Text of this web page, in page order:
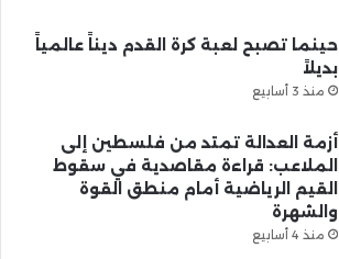
حينما تصبح لعبة كرة القدم ديناً عالمياً
بديلاً
منذ 3 أسابيع
أزمة العدالة تمتد من فلسطين إلى
الملاعب: قراءة مقاصدية في سقوط
القيم الرياضية أمام منطق القوة
والشهرة
منذ 4 أسابيع